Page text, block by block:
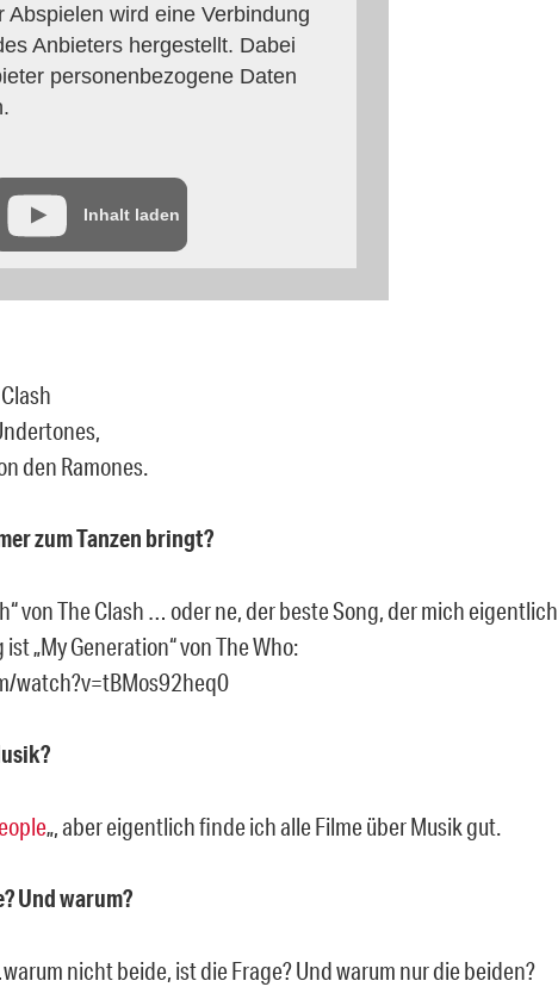
Abspielen wird eine Verbindung
Anbieters hergestellt. Dabei
personenbezogene Daten
Inhalt laden
den Ramones.
zum Tanzen bringt?
von The Clash … oder ne, der beste Song, der mich eigentlich
„My Generation“ von The Who:
watch?v=tBMos92heq0
„, aber eigentlich finde ich alle Filme über Musik gut.
Und warum?
nicht beide, ist die Frage? Und warum nur die beiden?